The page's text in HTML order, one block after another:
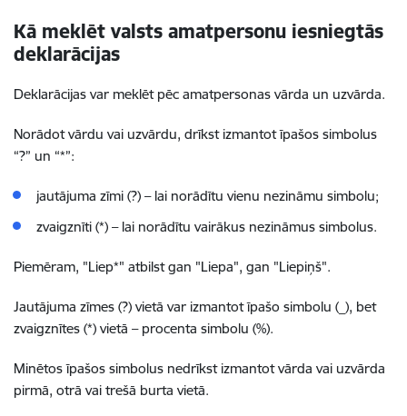
Kā meklēt valsts amatpersonu iesniegtās
deklarācijas
Deklarācijas var meklēt pēc amatpersonas vārda un uzvārda.
Norādot vārdu vai uzvārdu, drīkst izmantot īpašos simbolus
“?” un “*”:
jautājuma zīmi (?) – lai norādītu vienu nezināmu simbolu;
zvaigznīti (*) – lai norādītu vairākus nezināmus simbolus.
Piemēram, "Liep*" atbilst gan "Liepa", gan "Liepiņš".
Jautājuma zīmes (?) vietā var izmantot īpašo simbolu (_), bet
zvaigznītes (*) vietā –procenta simbolu (%).
Minētos īpašos simbolus nedrīkst izmantot vārda vai uzvārda
pirmā, otrā vai trešā burta vietā.